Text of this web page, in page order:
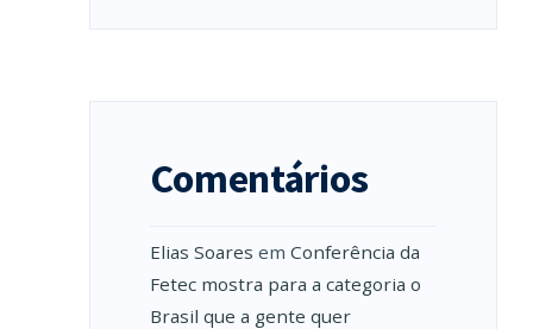
Comentários
Elias Soares em Conferência da
Fetec mostra para a categoria o
Brasil que a gente quer